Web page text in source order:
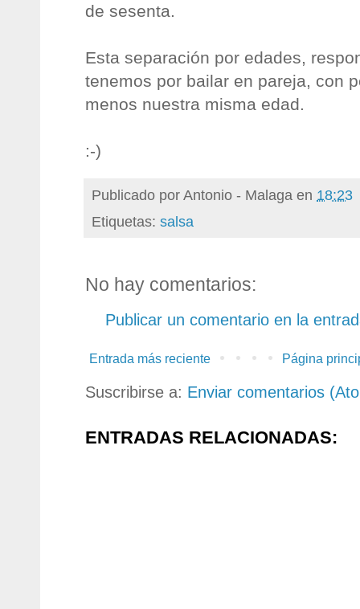
de sesenta.
Esta separación por edades,
tenemos por bailar en pareja, con
menos nuestra misma edad.
:-)
Publicado porAntonio - Malaga en 18:23
Etiquetas: salsa
No hay comentarios:
Publicar un comentario en la
Entrada más reciente Página
Suscribirse a: Enviar comentarios
ENTRADAS RELACIONADAS: